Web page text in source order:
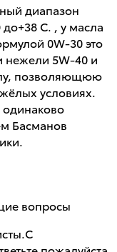
диапазон
С. , у масла
0W-30 это
нежели 5W-40 и
позволяющюю
условиях.
одинаково
Басманов
вопросы